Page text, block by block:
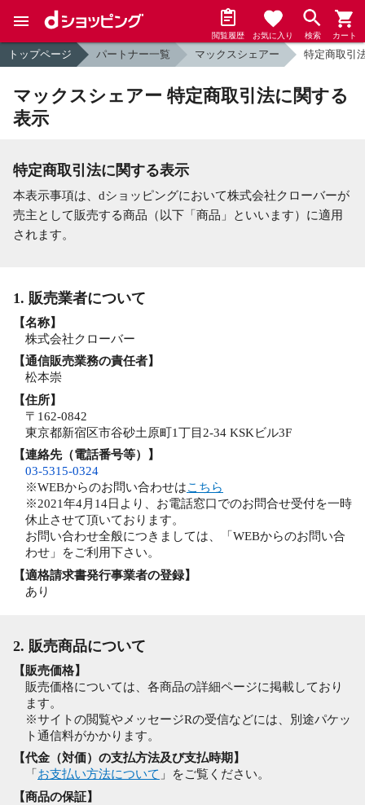
閲覧履歴 お気に入り 検索 カート
トップページ パートナー一覧 マックスシェアー 特定商取引
マックスシェアー 特定商取引法に関する
表示
特定商取引法に関する表示
本表示事項は、dショッピングにおいて株式会社クローバーが
売主として販売する商品（以下「商品」といいます）に適用
されます。
1. 販売業者について
【名称】
株式会社クローバー
【通信販売業務の責任者】
松本崇
【住所】
〒162-0842
東京都新宿区市谷砂土原町1丁目2-34 KSKビル3F
【連絡先（電話番号等）】
03-5315-0324
※WEBからのお問い合わせはこちら
※2021年4月14日より、お電話窓口でのお問合せ受付を一時
休止させて頂いております。
お問い合わせ全般につきましては、「WEBからのお問い合
わせ」をご利用下さい。
【適格請求書発行事業者の登録】
あり
2. 販売商品について
【販売価格】
販売価格については、各商品の詳細ページに掲載しており
ます。
※サイトの閲覧やメッセージRの受信などには、別途パケッ
ト通信料がかかります。
【代金（対価）の支払方法及び支払時期】
「 お支払い方法について 」をご覧ください。
【商品の保証】